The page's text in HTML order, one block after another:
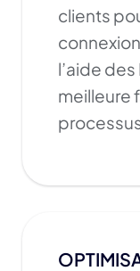
clients
l’aide des
meilleure